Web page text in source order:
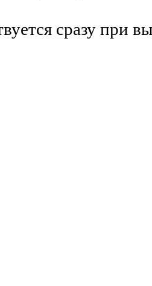
сразу при